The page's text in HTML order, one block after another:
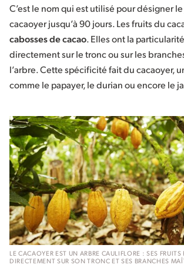
C’est le nom qui est utilisé pour désigner
cacaoyer jusqu’à 90 jours. Les fruits du
cabosses de cacao. Elles ont la
directement sur le tronc ou sur les
l’arbre. Cette spécificité fait du cacaoyer,
comme le papayer, le durian ou encore le
LE CACAOYER EST UN ARBRE CAULIFLORE : SES
DIRECTEMENT SUR SON TRONC ET SES BRANCHES